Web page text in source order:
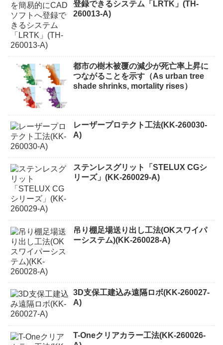
登録できるシステム「LRTK」(TH-
260013-A)
都市の樹木被覆の減少が死亡率上昇に
つながることを示す（As urban tree
shade shrinks, mortality rises）
レーザープロテクト⼯法(KK-260030-
A)
ステンレスグリット「STELUX CGシ
リーズ」(KK-260029-A)
吊り棚足場送り出し工法(OKスワイパ
ーシステム)(KK-260028-A)
3D支保工建込み遠隔ロボ(KK-260027-
A)
T-Oneクリアカラー工法(KK-260026-